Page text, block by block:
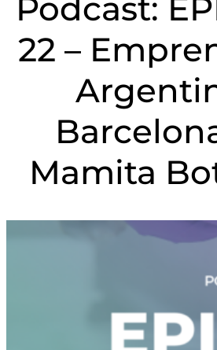
Podcast:
22 –
Mamita